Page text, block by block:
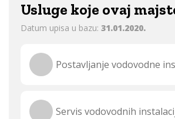
Usluge koje ovaj
Datum upisa u bazu: 31.01.2020.
Postavljanje vodovodne
Servis vodovodnih